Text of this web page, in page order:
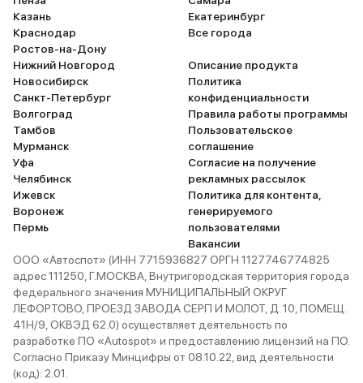
Казань
Краснодар
Ростов-на-Дону
Нижний Новгород
Новосибирск
Санкт-Петербург
Волгоград
Тамбов
Мурманск
Уфа
Челябинск
Ижевск
Воронеж
Пермь
Екатеринбург
Все города
Описание продукта
Политика
конфиденциальности
Правила работы программы
Пользовательское
соглашение
Согласие на получение
рекламных рассылок
Политика для контента,
генерируемого
пользователями
Вакансии
ООО «Автоспот» (ИНН 7715936827 ОРГН 1127746774825
адрес 111250, Г.МОСКВА, Внутригородская территория города
федерального значения МУНИЦИПАЛЬНЫЙ ОКРУГ
ЛЕФОРТОВО, ПРОЕЗД ЗАВОДА СЕРП И МОЛОТ, Д. 10, ПОМЕЩ.
41Н/9, ОКВЭД 62.0) осуществляет деятельность по
разработке ПО «Autospot» и предоставлению лицензий на ПО.
Согласно Приказу Минцифры от 08.10.22, вид деятельности
(код): 2.01.